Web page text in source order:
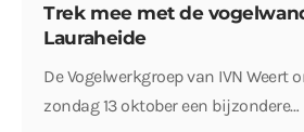
Trek mee met de
Lauraheide
De Vogelwerkgroep van IVN Weert
zondag 13 oktober een bijzondere…